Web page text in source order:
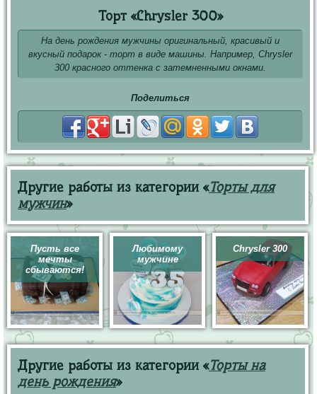
Торт «Chrysler 300»
На день рождения мужчины оригинальный, красивый и
вкусный подарок - торт в виде машины. Например, Chrysler
300 красного оттенка с затемненными окнами.
Поделиться
Другие работы из категории «Торты для
мужчин»
Пусть все
мечты
сбываются!
Любимому
мужчине
Chrysler 300
Другие работы из категории «Торты на
день рождения»